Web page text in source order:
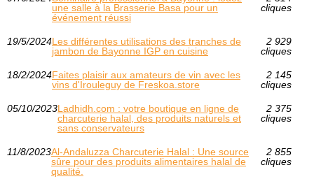
une salle à la Brasserie Basa pour un
événement réussi
cliques
19/5/2024Les différentes utilisations des tranches de
jambon de Bayonne IGP en cuisine
2 929
cliques
18/2/2024Faites plaisir aux amateurs de vin avec les
vins d'Irouleguy de Freskoa.store
2 145
cliques
05/10/2023Ladhidh.com : votre boutique en ligne de
charcuterie halal, des produits naturels et
sans conservateurs
2 375
cliques
11/8/2023Al-Andaluzza Charcuterie Halal : Une source
sûre pour des produits alimentaires halal de
qualité.
2 855
cliques